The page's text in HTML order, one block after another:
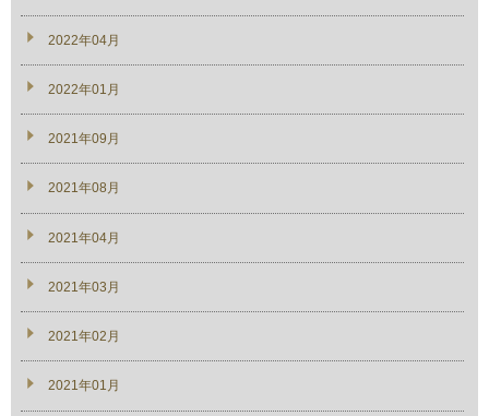
2022年04月
2022年01月
2021年09月
2021年08月
2021年04月
2021年03月
2021年02月
2021年01月